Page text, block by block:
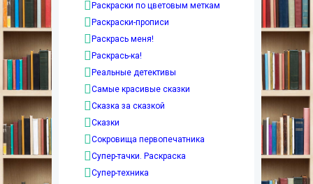
Раскраски по цветовым меткам
Раскраски-прописи
Раскрась меня!
Раскрась-ка!
Реальные детективы
Самые красивые сказки
Сказка за сказкой
Сказки
Сокровища первопечатника
Супер-тачки. Раскраска
Супер-техника